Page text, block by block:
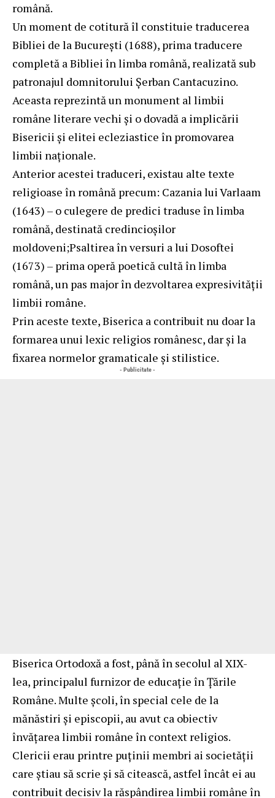
română.
Un moment de cotitură îl constituie traducerea
Bibliei de la București (1688), prima traducere
completă a Bibliei în limba română, realizată sub
patronajul domnitorului Șerban Cantacuzino.
Aceasta reprezintă un monument al limbii
române literare vechi și o dovadă a implicării
Bisericii și elitei ecleziastice în promovarea
limbii naționale.
Anterior acestei traduceri, existau alte texte
religioase în română precum: Cazania lui Varlaam
(1643) – o culegere de predici traduse în limba
română, destinată credincioșilor
moldoveni;Psaltirea în versuri a lui Dosoftei
(1673) – prima operă poetică cultă în limba
română, un pas major în dezvoltarea expresivității
limbii române.
Prin aceste texte, Biserica a contribuit nu doar la
formarea unui lexic religios românesc, dar și la
fixarea normelor gramaticale și stilistice.
- Publicitate -
Biserica Ortodoxă a fost, până în secolul al XIX-
lea, principalul furnizor de educație în Țările
Române. Multe școli, în special cele de la
mănăstiri și episcopii, au avut ca obiectiv
învățarea limbii române în context religios.
Clericii erau printre puținii membri ai societății
care știau să scrie și să citească, astfel încât ei au
contribuit decisiv la răspândirea limbii române în